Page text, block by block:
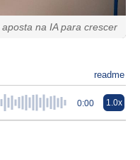
na IA para crescer
readme
0:00 1.0x